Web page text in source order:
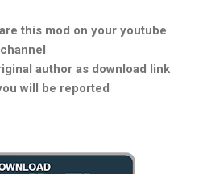
this mod on your youtube
channel
author as download link
will be reported